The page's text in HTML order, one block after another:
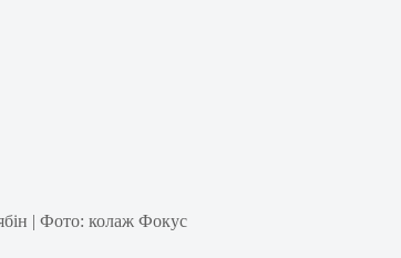
| Фото: колаж Фокус